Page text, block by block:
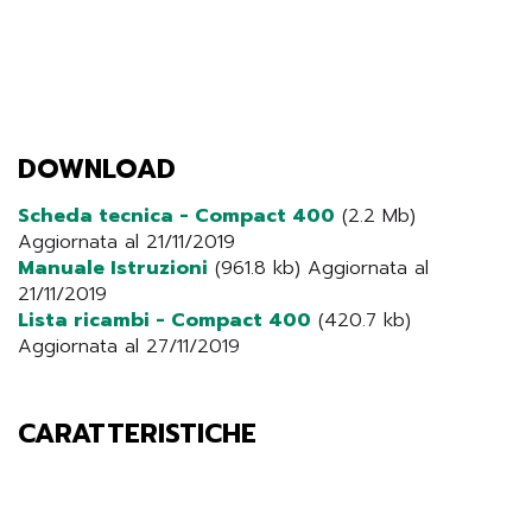
DOWNLOAD
Scheda tecnica - Compact 400 (2.2 Mb)
Aggiornata al 21/11/2019
Manuale Istruzioni (961.8 kb) Aggiornata al
21/11/2019
Lista ricambi - Compact 400 (420.7 kb)
Aggiornata al 27/11/2019
CARATTERISTICHE